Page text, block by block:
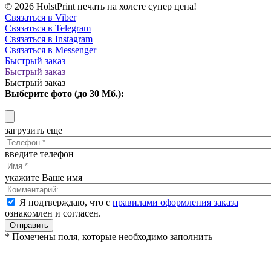
© 2026 HolstPrint печать на холсте супер цена!
Связаться в Viber
Связаться в Telegram
Связаться в Instagram
Связаться в Messenger
Быстрый заказ
Быстрый заказ
Быстрый заказ
Выберите фото (до 30 Мб.):
загрузить еще
введите телефон
укажите Ваше имя
Я подтверждаю, что с правилами оформления заказа
ознакомлен и согласен.
Отправить
* Помечены поля, которые необходимо заполнить